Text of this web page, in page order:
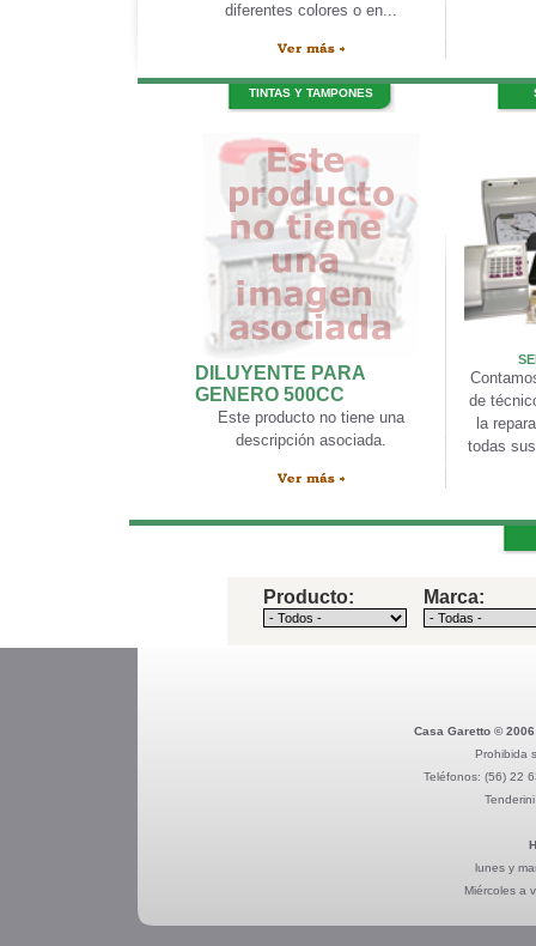
diferentes colores o en...
TINTAS Y TAMPONES
DILUYENTE PARA
GENERO 500CC
Este producto no tiene una
descripción asociada.
de
la
todas
Producto: Marca:
Casa Garetto ©
Prohibida
Teléfonos: (56) 22
lunes y
Miércoles a